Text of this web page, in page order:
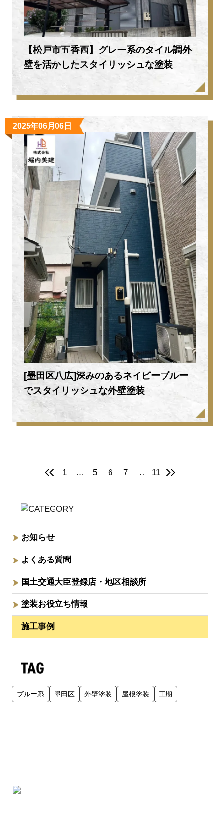
【松戸市五香西】グレー系のタイル調外
壁を活かしたスタイリッシュな塗装
2025年06月06日
[墨田区八広]深みのあるネイビーブルー
でスタイリッシュな外壁塗装
の
ー
ジ
送
り
1 … 5 6 7 … 11
お知らせ
よくある質問
国土交通大臣登録店・地区相談所
塗装お役立ち情報
施工事例
ブルー系 墨田区 外壁塗装 屋根塗装 工期